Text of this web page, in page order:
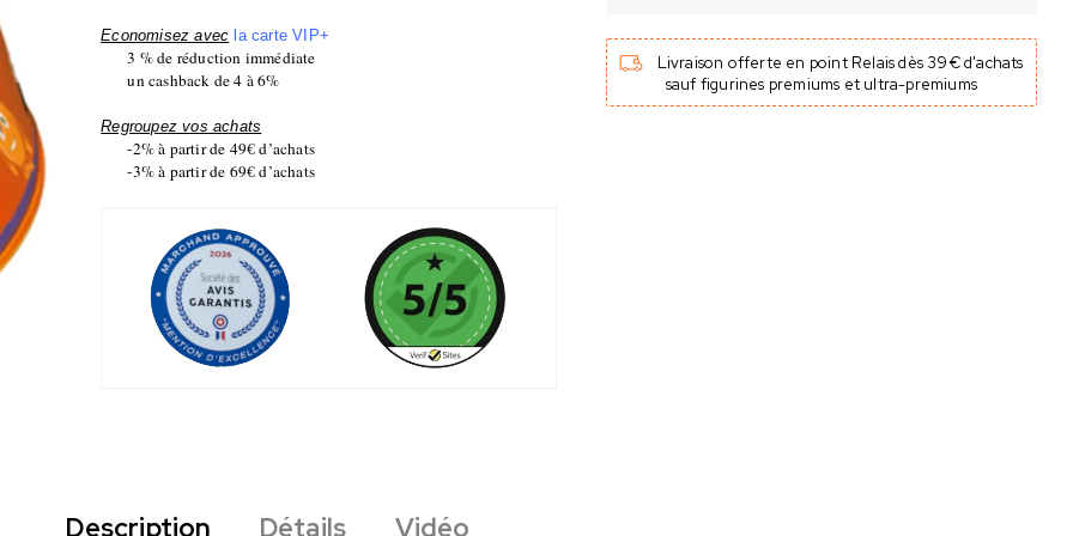
Economisez avec la carte VIP+
3 % de réduction immédiate
un cashback de 4 à 6%
Regroupez vos achats
-2% à partir de 49€ d’achats
-3% à partir de 69€ d’achats
Livraison offerte en point Relais dès 39€ d'achats
sauf figurines premiums et ultra-premiums
Description Détails Vidéo